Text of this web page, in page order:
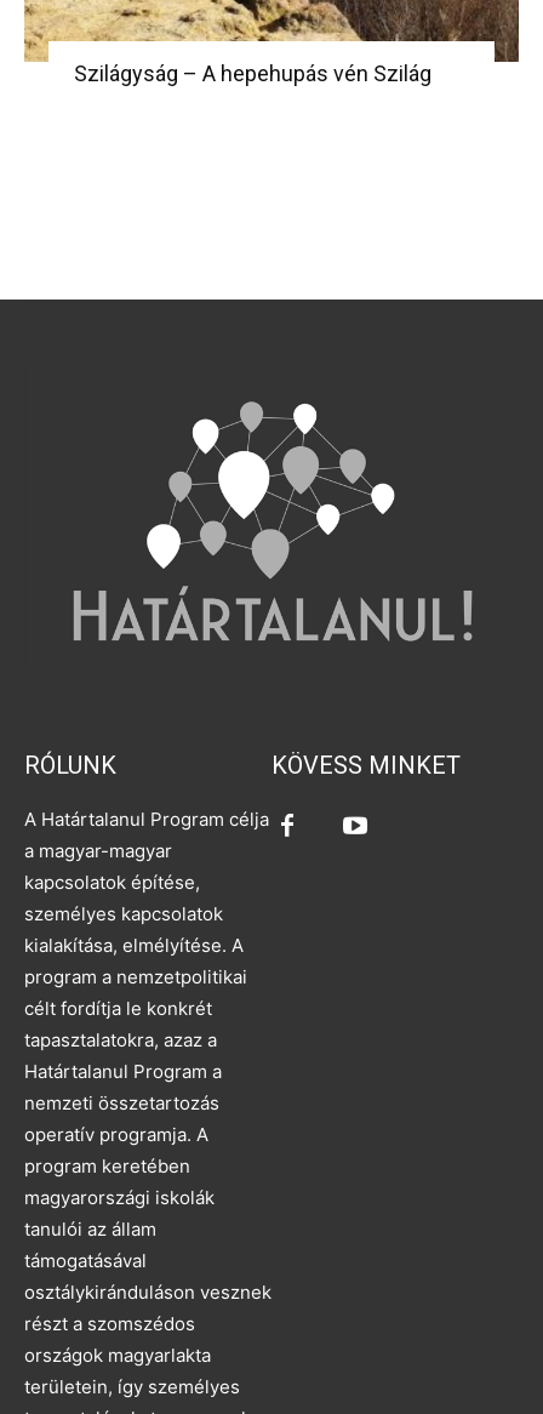
Szilágyság – A hepehupás vén Szilág
RÓLUNK
A Határtalanul Program célja
a magyar-magyar
kapcsolatok építése,
személyes kapcsolatok
kialakítása, elmélyítése. A
program a nemzetpolitikai
célt fordítja le konkrét
tapasztalatokra, azaz a
Határtalanul Program a
nemzeti összetartozás
operatív programja. A
program keretében
magyarországi iskolák
tanulói az állam
támogatásával
osztálykiránduláson vesznek
részt a szomszédos
országok magyarlakta
területein, így személyes
KÖVESS MINKET